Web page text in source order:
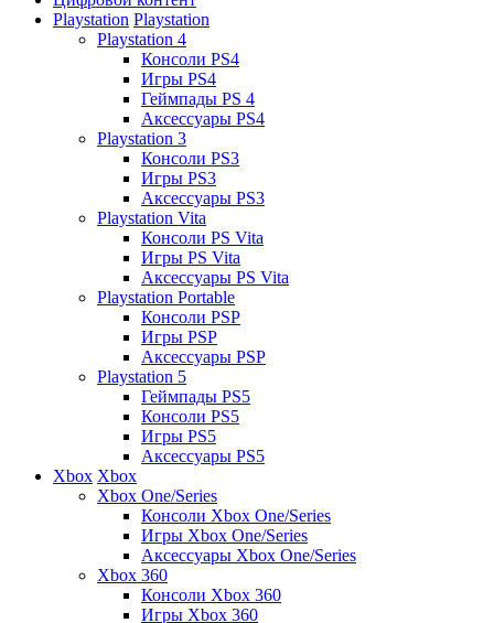
Playstation Playstation
Playstation 4
Консоли PS4
Игры PS4
Геймпады PS 4
Аксессуары PS4
Playstation 3
Консоли PS3
Игры PS3
Аксессуары PS3
Playstation Vita
Консоли PS Vita
Игры PS Vita
Аксессуары PS Vita
Playstation Portable
Консоли PSP
Игры PSP
Аксессуары PSP
Playstation 5
Геймпады PS5
Консоли PS5
Игры PS5
Аксессуары PS5
Xbox Xbox
Xbox One/Series
Консоли Xbox One/Series
Игры Xbox One/Series
Аксессуары Xbox One/Series
Xbox 360
Консоли Xbox 360
Игры Xbox 360